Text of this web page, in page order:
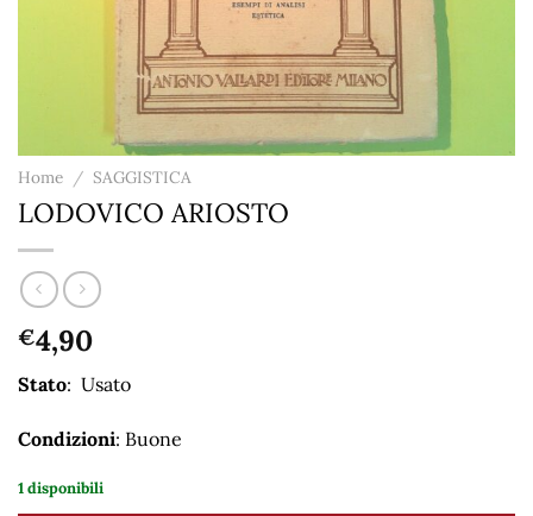
Home / SAGGISTICA
LODOVICO ARIOSTO
€4,90
Stato: Usato
Condizioni: Buone
1 disponibili